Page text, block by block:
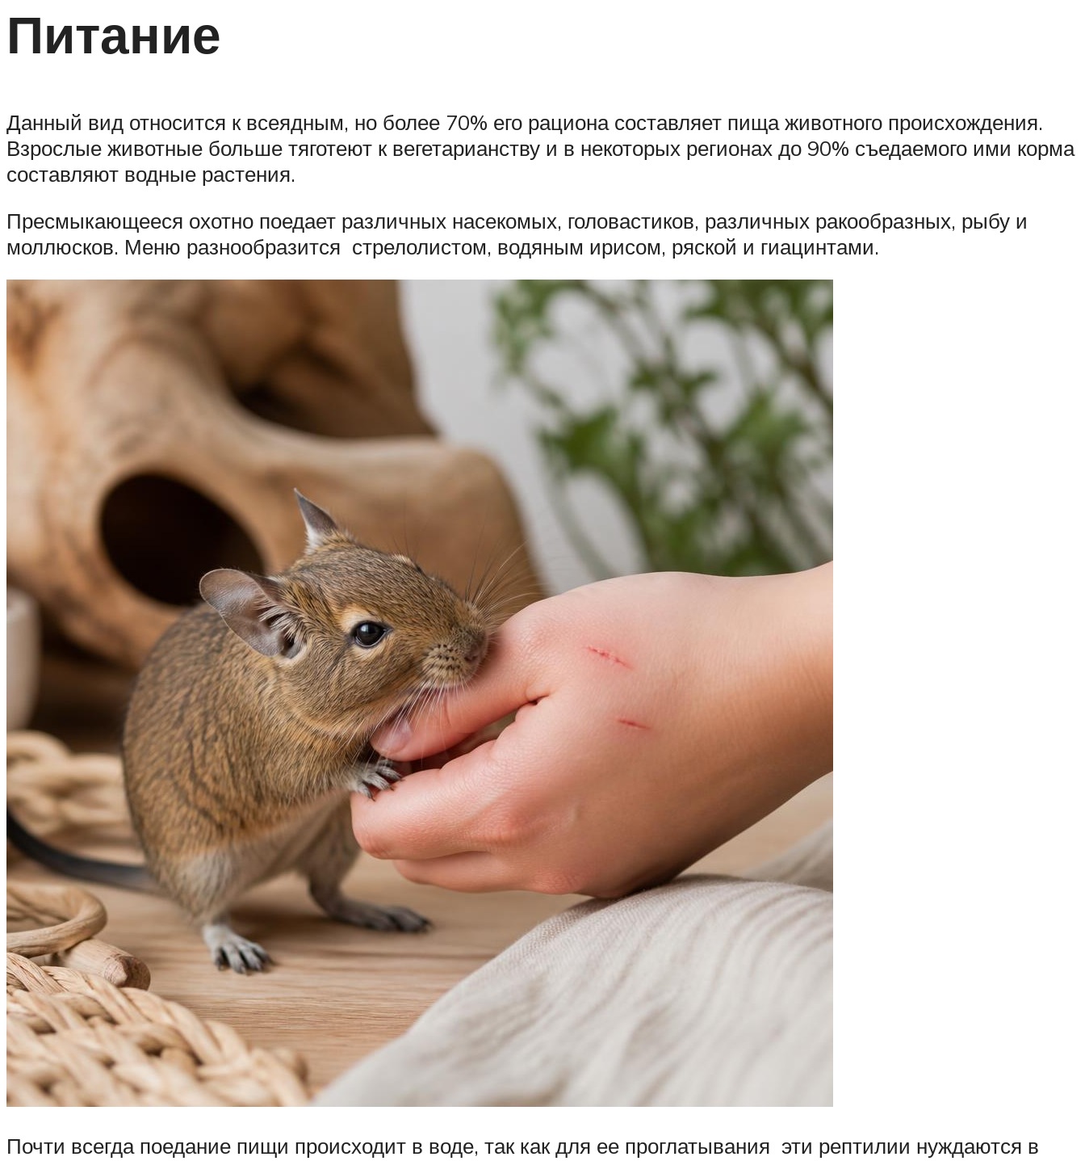
Питание
Данный вид относится к всеядным, но более 70% его рациона составляет пища животного происхождения.
Взрослые животные больше тяготеют к вегетарианству и в некоторых регионах до 90% съедаемого ими корма
составляют водные растения.
Пресмыкающееся охотно поедает различных насекомых, головастиков, различных ракообразных, рыбу и
моллюсков. Меню разнообразится стрелолистом, водяным ирисом, ряской и гиацинтами.
Почти всегда поедание пищи происходит в воде, так как для ее проглатывания эти рептилии нуждаются в